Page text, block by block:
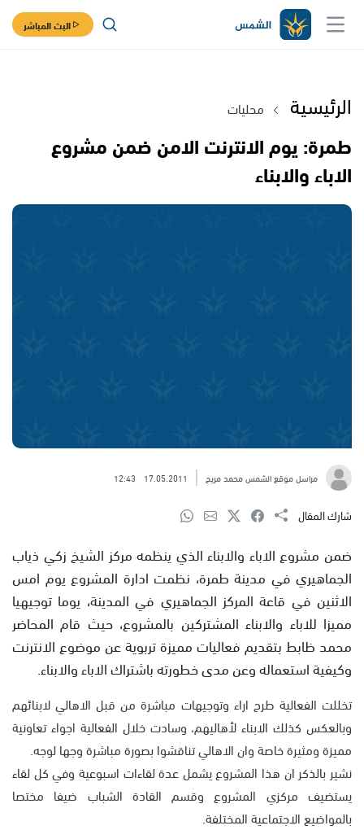
البث المباشر
الرئيسية محليات
طمرة: يوم الانترنت الامن ضمن مشروع
الاباء والابناء
مراسل موقع الشمس محمد مريح 17.05.2011
12:43
شارك المقال
ضمن مشروع الاباء والابناء الذي ينظمه مركز الشيخ زكي ذياب
الجماهيري في مدينة طمرة، نظمت ادارة المشروع يوم امس
الاثنين في قاعة المركز الجماهيري في المدينة، يوما توجيهيا
مميزا للاباء والابناء المشتركين بالمشروع، حيث قام المحاضر
محمد ظابط بتقديم فعاليات مميزة تربوية عن موضوع الانترنت
وكيفية استعماله وعن مدى خطورته باشتراك الاباء والابناء.
تخللت الفعالية طرح اراء وتوجيهات مباشرة من قبل الاهالي لابنائهم
وبالعكس كذلك الابناء لأهاليهم، وسادت خلال الفعالية اجواء تعاونية
مميزة ومثيرة خاصة وان الاهالي تناقشوا بصورة مباشرة وجها لوجه.
نشير بالذكر ان هذا المشروع يشمل عدة لقاءات اسبوعية وفي كل لقاء
يستضيف مركزي المشروع وقسم القادة الشباب ضيفا مختصا
بالمواضيع الاجتماعية المختلفة.